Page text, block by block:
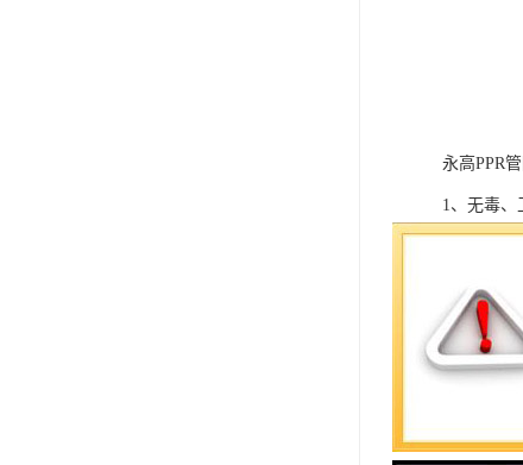
永高PPR
1、无毒、
2、保温
3、较好
4、使用寿
5、安装
管材本身